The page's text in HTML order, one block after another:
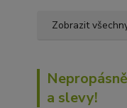
Zobrazit
a slevy!